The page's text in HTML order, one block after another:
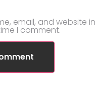
email, and website
I comment.